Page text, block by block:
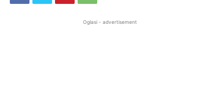
Oglasi - advertisement